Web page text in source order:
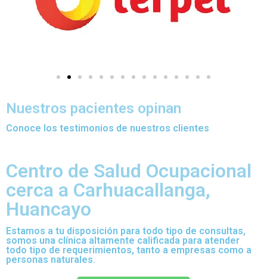
Nuestros pacientes opinan
Conoce los testimonios de nuestros clientes
Centro de Salud Ocupacional
cerca a Carhuacallanga,
Huancayo
Estamos a tu disposición para todo tipo de consultas,
somos una clínica altamente calificada para atender
todo tipo de requerimientos, tanto a empresas como a
personas naturales.